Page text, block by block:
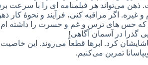
ذهن می‌تواند هر فیلمنامه ای را با سرعت
و غیره. اگر مراقبه کنی، فرآیند و نحوۀ کار
که حس های ترس و غم و حسرت را داشته ام
گذرا در آسمان آگاهی!
کرد. ابرها قطعاً می‌روند. این
تمرین می‌کنیم.